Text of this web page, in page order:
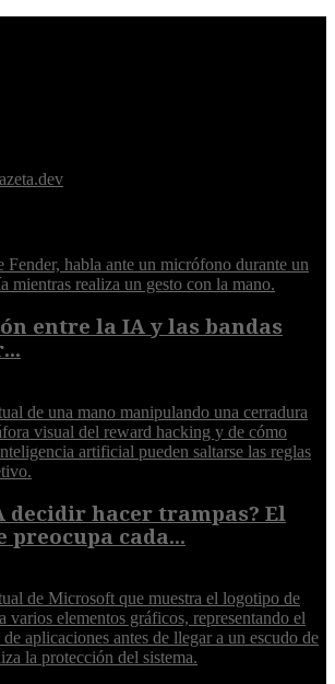
entre la IA y las bandas
decidir hacer trampas? El
preocupa cada...